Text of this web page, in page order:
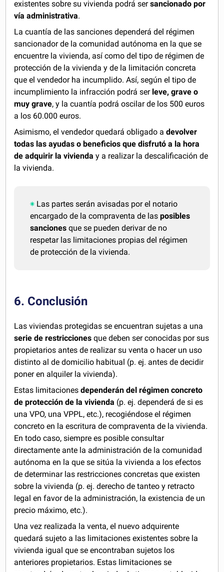
existentes sobre su vivienda podrá sersancionado por
vía administrativa.
La cuantía de las sanciones dependerá del régimen
sancionador de la comunidad autónoma en la que se
encuentre la vivienda, así como del tipo de régimen de
protección de la vivienda y de la limitación concreta
que el vendedor ha incumplido. Así, según el tipo de
incumplimiento la infracción podrá ser leve, grave o
muy grave, y la cuantía podrá oscilar de los 500 euros
a los 60.000 euros.
Asimismo, el vendedor quedará obligado adevolver
todas las ayudas o beneficios que disfrutó a la hora
de adquirir la vivienda y a realizar la descalificación de
la vivienda.
Las partes serán avisadas por el notario
encargado de la compraventa de lasposibles
sanciones que se pueden derivar de no
respetar las limitaciones propias del régimen
de protección de la vivienda.
6. Conclusión
Las viviendas protegidas se encuentran sujetas a una
serie de restricciones que deben ser conocidas por sus
propietarios antes de realizar su venta o hacer un uso
distinto al de domicilio habitual (p. ej. antes de decidir
poner en alquiler la vivienda).
Estas limitacionesdependerán del régimen concreto
de protección de la vivienda (p. ej. dependerá de si es
una VPO, una VPPL, etc.), recogiéndose el régimen
concreto en la escritura de compraventa de la vivienda.
En todo caso, siempre es posible consultar
directamente ante la administración de la comunidad
autónoma en la que se sitúa la vivienda a los efectos
de determinar las restricciones concretas que existen
sobre la vivienda (p. ej. derecho de tanteo y retracto
legal en favor de la administración, la existencia de un
precio máximo, etc.).
Una vez realizada la venta, el nuevo adquirente
quedará sujeto a las limitaciones existentes sobre la
vivienda igual que se encontraban sujetos los
anteriores propietarios. Estas limitaciones se